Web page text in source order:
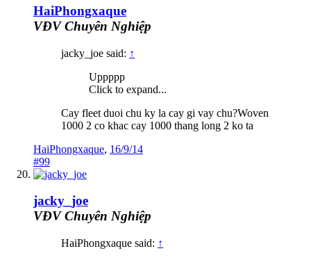
HaiPhongxaque
VĐV Chuyên Nghiệp
jacky_joe said: ↑
Uppppp
Click to expand...
Cay fleet duoi chu ky la cay gi vay chu?Woven
1000 2 co khac cay 1000 thang long 2 ko ta
HaiPhongxaque, 16/9/14
#99
jacky_joe
VĐV Chuyên Nghiệp
HaiPhongxaque said: ↑